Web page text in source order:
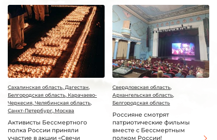
Сахалинская область, Дагестан,
Белгородская область, Карачаево-
Черкесия, Челябинская область,
Санкт-Петербург, Москва
Активисты Бессмертного
полка России приняли
участие в акции «Свечи
Свердловская область,
Архангельская область,
Белгородская область
Россияне смотрят
патриотические фильмы
вместе с Бессмертным
полком России!